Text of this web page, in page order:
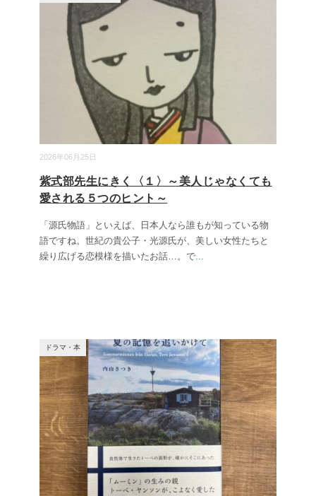
2026年06月25日
紫式部先生にきく〈１〉～美人じゃなくても
愛される５つのヒント～
「源氏物語」といえば、日本人なら誰もが知っている物
語ですね。世紀の貴公子・光源氏が、美しい女性たちと
繰り広げる恋模様を描いたお話…。で...
ドラマ・本